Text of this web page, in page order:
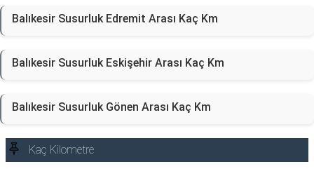
Balıkesir Susurluk Edremit Arası Kaç Km
Balıkesir Susurluk Eskişehir Arası Kaç Km
Balıkesir Susurluk Gönen Arası Kaç Km
Kaç Kilometre